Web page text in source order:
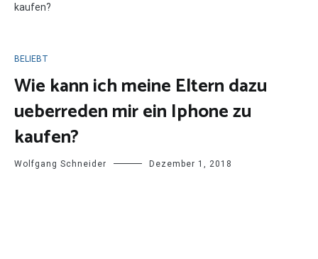
kaufen?
BELIEBT
Wie kann ich meine Eltern dazu
ueberreden mir ein Iphone zu
kaufen?
Wolfgang Schneider Dezember 1, 2018